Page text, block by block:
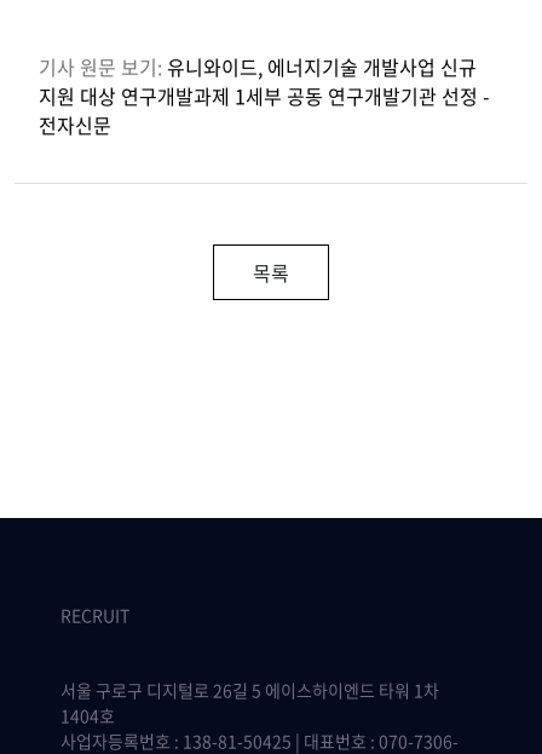
기사 원문 보기:유니와이드, 에너지기술 개발사업 신규
지원 대상 연구개발과제 1세부 공동 연구개발기관 선정 -
전자신문
목록
RECRUIT
서울 구로구 디지털로 26길 5 에이스하이엔드 타워 1차
1404호
사업자등록번호 : 138-81-50425 | 대표번호 : 070-7306-